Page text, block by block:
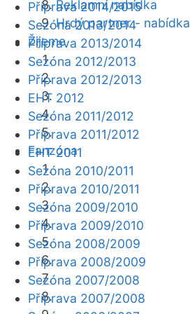
Reklamní nabídka
Hrdý partner - nabídka
Žijeme
Fanzóna
Příprava 2014/2015
Sezóna 2013/2014
Příprava 2013/2014
Sezóna 2012/2013
Příprava 2012/2013
EHT 2012
Sezóna 2011/2012
Příprava 2011/2012
EHT 2011
Sezóna 2010/2011
Příprava 2010/2011
Sezóna 2009/2010
Příprava 2009/2010
Sezóna 2008/2009
Příprava 2008/2009
Sezóna 2007/2008
Příprava 2007/2008